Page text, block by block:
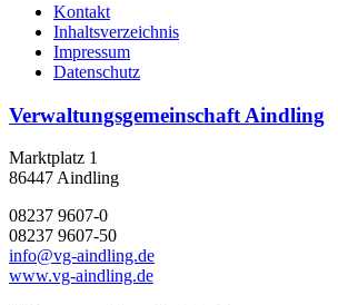
Kontakt
Inhaltsverzeichnis
Impressum
Datenschutz
Verwaltungsgemeinschaft Aindling
Marktplatz 1
86447 Aindling
08237 9607-0
08237 9607-50
info@vg-aindling.de
www.vg-aindling.de